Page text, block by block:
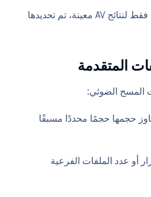
تشغيل وضع الحماية المؤقتة فقط لنتائج AV معينة، تم تحديدها
المتقدمة
المسح الضوئي:
حجمها حجمًا محددًا مسبقًا
أو عدد الملفات الفرعية